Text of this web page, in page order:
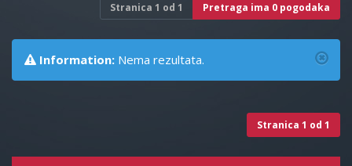
Stranica 1 od 1 Pretraga ima 0 pogodaka
Information: Nema rezultata.
Stranica 1 od 1